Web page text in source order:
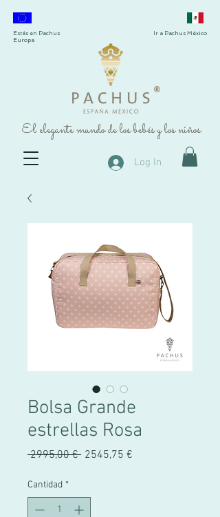
®
El elegante mundo de los bebés y los niños
Estás en Pachus
Europa
Ir a Pachus México
Log In
Bolsa Grande
estrellas Rosa
2995,00 € Precio
2545,75 €
Cantidad *